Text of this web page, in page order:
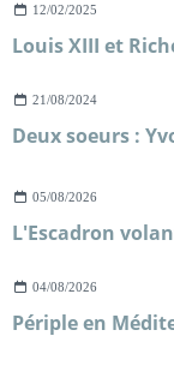
12/02/2025
21/08/2024
05/08/2026
L'Escadron
04/08/2026
Périple en